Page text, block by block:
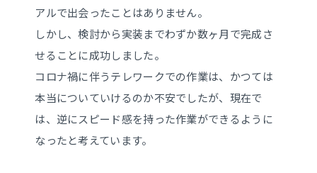
アルで出会ったことはありません。
しかし、検討から実装までわずか数ヶ月で完成さ
せることに成功しました。
コロナ禍に伴うテレワークでの作業は、かつては
本当についていけるのか不安でしたが、現在で
は、逆にスピード感を持った作業ができるように
なったと考えています。